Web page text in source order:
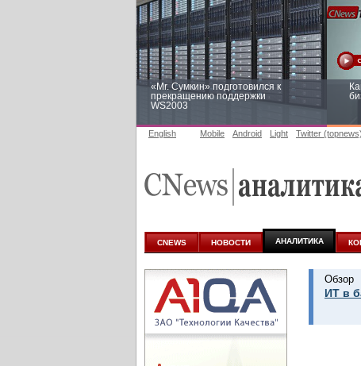
«Mr. Сумкин» подготовился к
прекращению поддержки
WS2003
аналитике
English Mobile Android Light Twitter (topnews)
CNEWS НОВОСТИ АНАЛИТИКА
Обзор
ИТ в